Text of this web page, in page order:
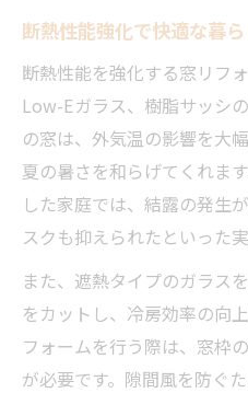
工事前に押さえた
自治体ごとの窓
実体験を通じて学ぶ
窓リフォーム補助
ポイント
省エネ窓リフォー
の秘訣
補助金を上手に
集
実体験から見えた
断熱性能強化で快適な暮
断熱性能を強化する窓リフ
Low-Eガラス、樹脂サッシ
の窓は、外気温の影響を大
夏の暑さを和らげてくれま
した家庭では、結露の発生
スクも抑えられたといった
また、遮熱タイプのガラス
をカットし、冷房効率の向
フォームを行う際は、窓枠
が必要です。隙間風を防ぐ